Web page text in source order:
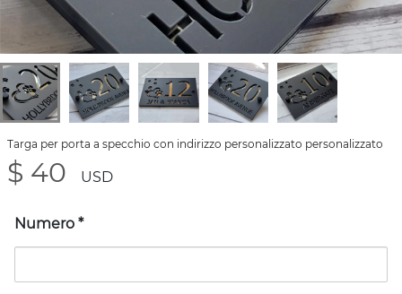
Targa per porta a specchio con indirizzo personalizzato personalizzato
$ 40 USD
Numero *